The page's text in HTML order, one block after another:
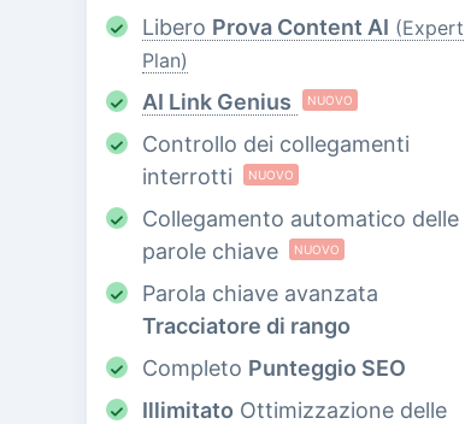
Libero Prova Content AI (Expert
Plan)
AI Link Genius NUOVO
Controllo dei collegamenti
interrotti
NUOVO
Collegamento automatico delle
parole chiave
NUOVO
Parola chiave avanzata
Tracciatore di rango
Completo Punteggio SEO
Illimitato Ottimizzazione delle